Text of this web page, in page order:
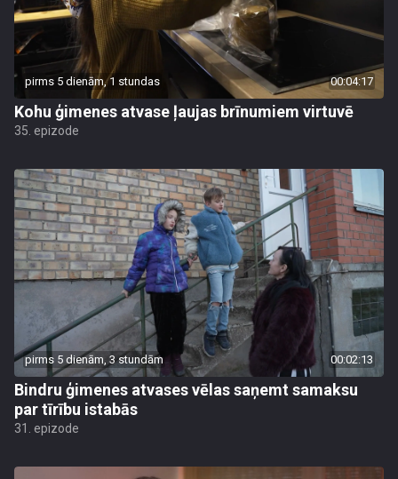
pirms 5 dienām, 1 stundas 00:04:17
Kohu ģimenes atvase ļaujas brīnumiem virtuvē
35. epizode
pirms 5 dienām, 3 stundām 00:02:13
Bindru ģimenes atvases vēlas saņemt samaksu
par tīrību istabās
31. epizode